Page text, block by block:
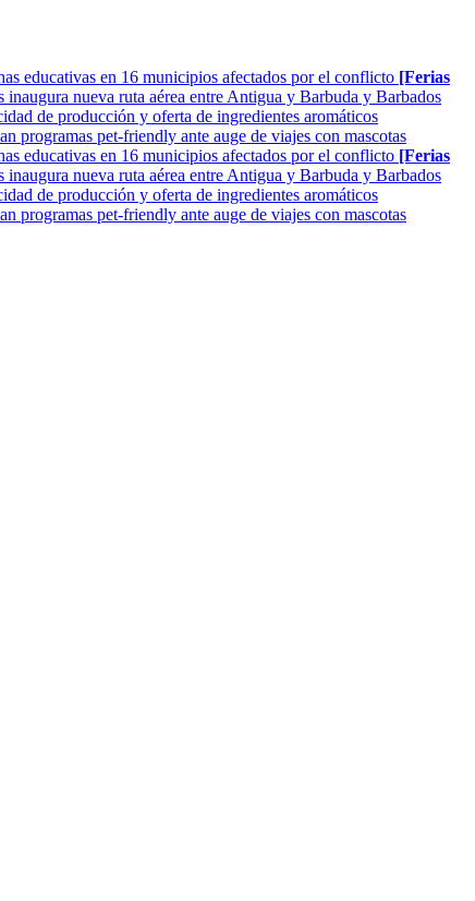
educativas en 16 municipios afectados por el conflicto [Ferias
inaugura nueva ruta aérea entre Antigua y Barbuda y Barbados
de producción y oferta de ingredientes aromáticos
programas pet-friendly ante auge de viajes con mascotas
educativas en 16 municipios afectados por el conflicto [Ferias
inaugura nueva ruta aérea entre Antigua y Barbuda y Barbados
de producción y oferta de ingredientes aromáticos
programas pet-friendly ante auge de viajes con mascotas